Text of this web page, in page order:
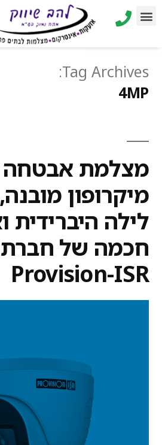
Tag Archives:
4MP
מיקרופון
לילה היברידית
חכמה של חברת
Provision-ISR